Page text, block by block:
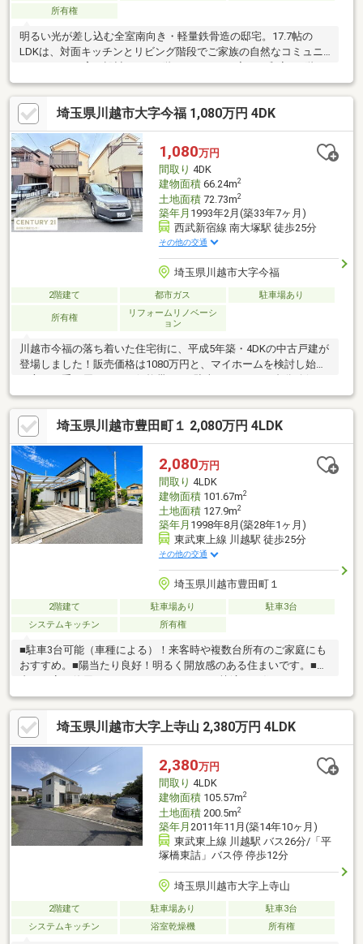
所有権
明るい光が差し込む全室南向き・軽量鉄骨造の邸宅。17.7帖の
LDKは、対面キッチンとリビング階段でご家族の自然なコミュニ
は開放的な広いルーフバルコニーを配置し、おうち時間を豊かに
彩ります。主寝室には大容量のWICを完備し、お部屋をすっきり
と保てます。資料請求のみのお問い合わせも大歓迎です♪お気軽に
ご連絡ください(^▽^)/
埼玉県川越市大字今福 1,080万円 4DK
1,080万円
間取り 4DK
建物面積66.24m2
土地面積72.73m2
築年月 1993年2月(築33年7ヶ月)
西武新宿線 南大塚駅 徒歩25分
その他の交通
埼玉県川越市大字今福
2階建て 都市ガス 駐車場あり
所有権
リフォームリノベーシ
ョン
川越市今福の落ち着いた住宅街に、平成5年築・4DKの中古戸建が
登場しました！販売価格は1080万円と、マイホームを検討し始め
れており、ご夫婦でそれぞれお車をお持ちのご家庭や、ご来客時
にも便利です！4DKの間取りは、お子様の個室や在宅ワークスペ
ースなど、ご家族のライフスタイルに合わせて柔軟に活用できま
す！リフォームやリノベーションを楽しみながら、自分らしい住
まいづくりをしたい方にもおすすめです！「家賃を払い続けるよ
り、マイホームを持ちたい」とお考えの方は、ぜひ一度現地をご
覧ください♪
埼玉県川越市豊田町１ 2,080万円 4LDK
2,080万円
間取り 4LDK
建物面積101.67m2
土地面積127.9m2
築年月 1998年8月(築28年1ヶ月)
東武東上線 川越駅 徒歩25分
その他の交通
埼玉県川越市豊田町１
2階建て 駐車場あり
駐車3台
システムキッチン
所有権
■駐車3台可能（車種による）！来客時や複数台所有のご家庭にも
おすすめ。■陽当たり良好！明るく開放感のある住まいです。■室
けます。■スーパー・コンビニ・ドラッグストアが徒歩圏内で毎
日のお買い物も便利です。■閑静な住宅街に佇む、子育て世帯に
もおすすめの4LDKです。
埼玉県川越市大字上寺山 2,380万円 4LDK
2,380万円
間取り 4LDK
建物面積105.57m2
土地面積200.5m2
築年月 2011年11月(築14年10ヶ月)
東武東上線 川越駅 バス26分/「平
塚橋東詰」バス停 停歩12分
埼玉県川越市大字上寺山
2階建て 駐車場あり
駐車3台
システムキッチン
浴室乾燥機 所有権